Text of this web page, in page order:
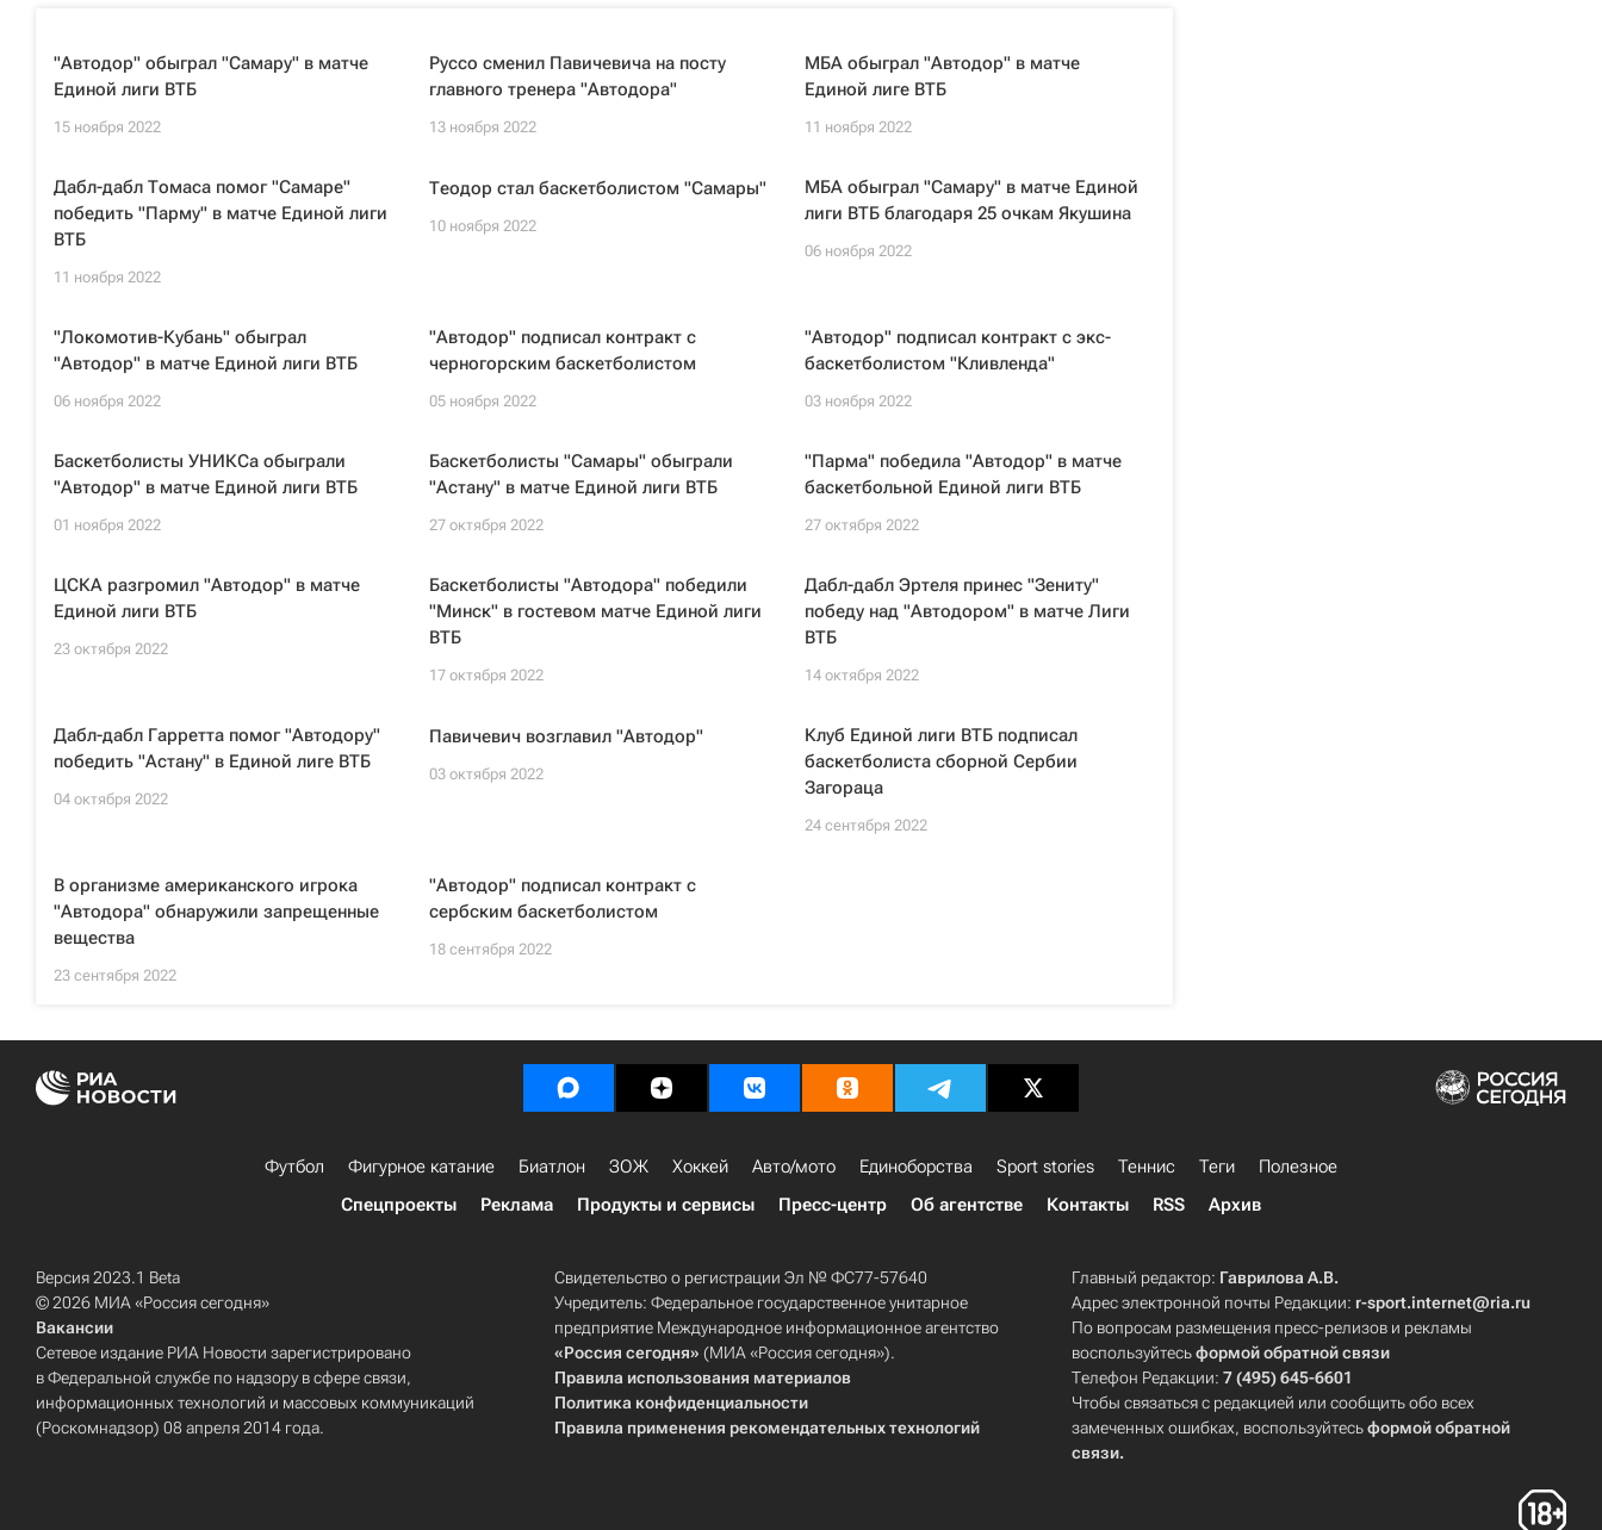
"Автодор" обыграл "Самару" в матче
Единой лиги ВТБ
15 ноября 2022
Руссо сменил Павичевича на посту
главного тренера "Автодора"
13 ноября 2022
МБА обыграл "Автодор" в матче
Единой лиге ВТБ
11 ноября 2022
Дабл-дабл Томаса помог "Самаре"
победить "Парму" в матче Единой лиги
ВТБ
11 ноября 2022
Теодор стал баскетболистом "Самары"
10 ноября 2022
МБА обыграл "Самару" в матче Единой
лиги ВТБ благодаря 25 очкам Якушина
06 ноября 2022
"Локомотив-Кубань" обыграл
"Автодор" в матче Единой лиги ВТБ
06 ноября 2022
"Автодор" подписал контракт с
черногорским баскетболистом
05 ноября 2022
"Автодор" подписал контракт с экс-
баскетболистом "Кливленда"
03 ноября 2022
Баскетболисты УНИКСа обыграли
"Автодор" в матче Единой лиги ВТБ
01 ноября 2022
Баскетболисты "Самары" обыграли
"Астану" в матче Единой лиги ВТБ
27 октября 2022
"Парма" победила "Автодор" в матче
баскетбольной Единой лиги ВТБ
27 октября 2022
ЦСКА разгромил "Автодор" в матче
Единой лиги ВТБ
23 октября 2022
Баскетболисты "Автодора" победили
"Минск" в гостевом матче Единой лиги
ВТБ
17 октября 2022
Дабл-дабл Эртеля принес "Зениту"
победу над "Автодором" в матче Лиги
ВТБ
14 октября 2022
Дабл-дабл Гарретта помог "Автодору"
победить "Астану" в Единой лиге ВТБ
04 октября 2022
Павичевич возглавил "Автодор"
03 октября 2022
Клуб Единой лиги ВТБ подписал
баскетболиста сборной Сербии
Загораца
24 сентября 2022
В организме американского игрока
"Автодора" обнаружили запрещенные
вещества
23 сентября 2022
"Автодор" подписал контракт с
сербским баскетболистом
18 сентября 2022
Футбол Фигурное катание Биатлон ЗОЖ Хоккей Авто/мото Единоборства Sport stories Теннис Теги
Полезное
Спецпроекты
Реклама Продукты и сервисы Пресс-центр Об агентстве Контакты RSS Архив
Версия 2023.1 Beta
© 2026 МИА «Россия сегодня»
Вакансии
Сетевое издание РИА Новости зарегистрировано
в Федеральной службе по надзору в сфере связи,
информационных технологий и массовых коммуникаций
(Роскомнадзор) 08 апреля 2014 года.
Свидетельство о регистрации Эл № ФС77-57640
Учредитель: Федеральное государственное унитарное
предприятие Международное информационное агентство
«Россия сегодня» (МИА «Россия сегодня»).
Правила использования материалов
Политика конфиденциальности
Правила применения рекомендательных технологий
Главный редактор: Гаврилова А.В.
Адрес электронной почты Редакции: r-sport.internet@ria.ru
По вопросам размещения пресс-релизов и рекламы
воспользуйтесьформой обратной связи
Телефон Редакции:7 (495) 645-6601
Чтобы связаться с редакцией или сообщить обо всех
замеченных ошибках, воспользуйтесьформой обратной
связи.